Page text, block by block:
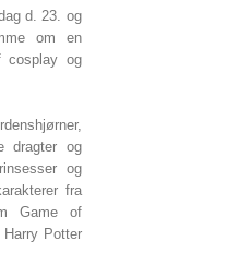
d. 23. og
om en
cosplay og
dragter og
og
fra
Game of
Potter